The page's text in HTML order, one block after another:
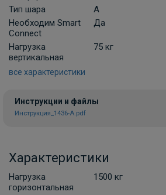
Koffer с блоком
В НАЛИЧИИ
Набор электрики
KA.SC.7.2 с блоком
Тип шара
A
Необходим Smart
Connect
Да
Нагрузка
вертикальная
75 кг
все характеристики
Инструкции и файлы
Инструкция_1436-A.pdf
Характеристики
Нагрузка
горизонтальная
1500 кг